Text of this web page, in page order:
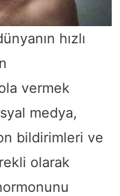
hızlı
vermek
medya,
bildirimleri ve
olarak